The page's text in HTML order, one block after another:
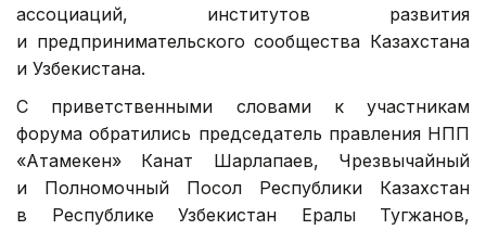
ассоциаций, институтов развития
и предпринимательского сообщества Казахстана
и Узбекистана.
С приветственными словами к участникам
форума обратились председатель правления НПП
«Атамекен» Канат Шарлапаев, Чрезвычайный
и Полномочный Посол Республики Казахстан
в Республике Узбекистан Ералы Тугжанов,